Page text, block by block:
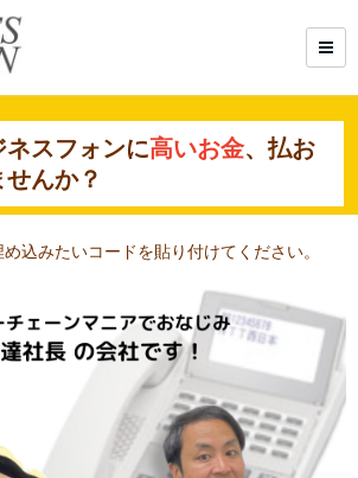
スフォンに高いお金、払お
んか？
込みたいコードを貼り付けてください。